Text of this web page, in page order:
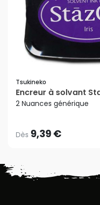
Tsukineko
Encreur à solvant
2 Nuances générique
Dès 9,39 €